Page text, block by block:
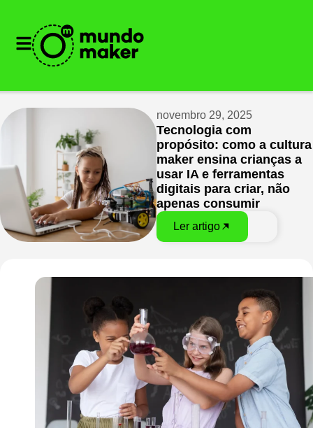
novembro 29, 2025
Tecnologia com
propósito: como a cultura
maker ensina crianças a
usar IA e ferramentas
digitais para criar, não
apenas consumir
Ler artigo